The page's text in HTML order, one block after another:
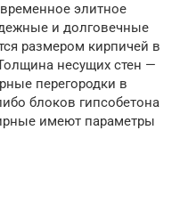
элитное
и долговечные
размером кирпичей в
несущих стен —
перегородки в
блоков гипсобетона
имеют параметры